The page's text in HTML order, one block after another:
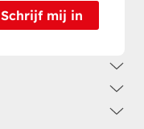
Schrijf mij in